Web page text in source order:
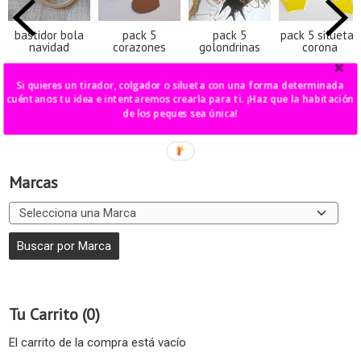
Marcas
Tu Carrito (0)
El carrito de la compra está vacío
bastidor bola
navidad
12,00 €
pack 5
corazones
20,00 €
pack 5
golondrinas
23,00 €
pack 5 siluetas
corona
15,00 €
Si quieres un tirador, colgador o silueta con una forma determinada
cuéntanos tu idea e intentaremos crearla para ti. ¡Haz que la habitación
de los peques sea única!